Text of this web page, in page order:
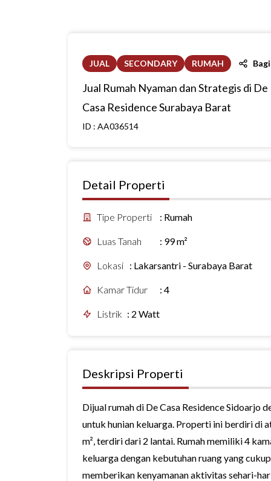
JUAL SECONDARY RUMAH
Jual Rumah Nyaman dan Strategis di De
Casa Residence Surabaya Barat
ID : AA036514
Detail Properti
Tipe Properti : Rumah
Luas Tanah : 99 m²
Lokasi : Lakarsantri - Surabaya Barat
Kamar Tidur : 4
Listrik : 2 Watt
Deskripsi Properti
Dijual rumah di De Casa Residence Sidoarjo
untuk hunian keluarga. Properti ini berdiri di
m², terdiri dari 2 lantai. Rumah memiliki 4
keluarga dengan kebutuhan ruang yang
memberikan kenyamanan aktivitas sehari-